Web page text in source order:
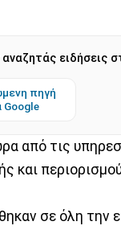
ειδήσεις
πηγή
από τις
και
σε όλη την